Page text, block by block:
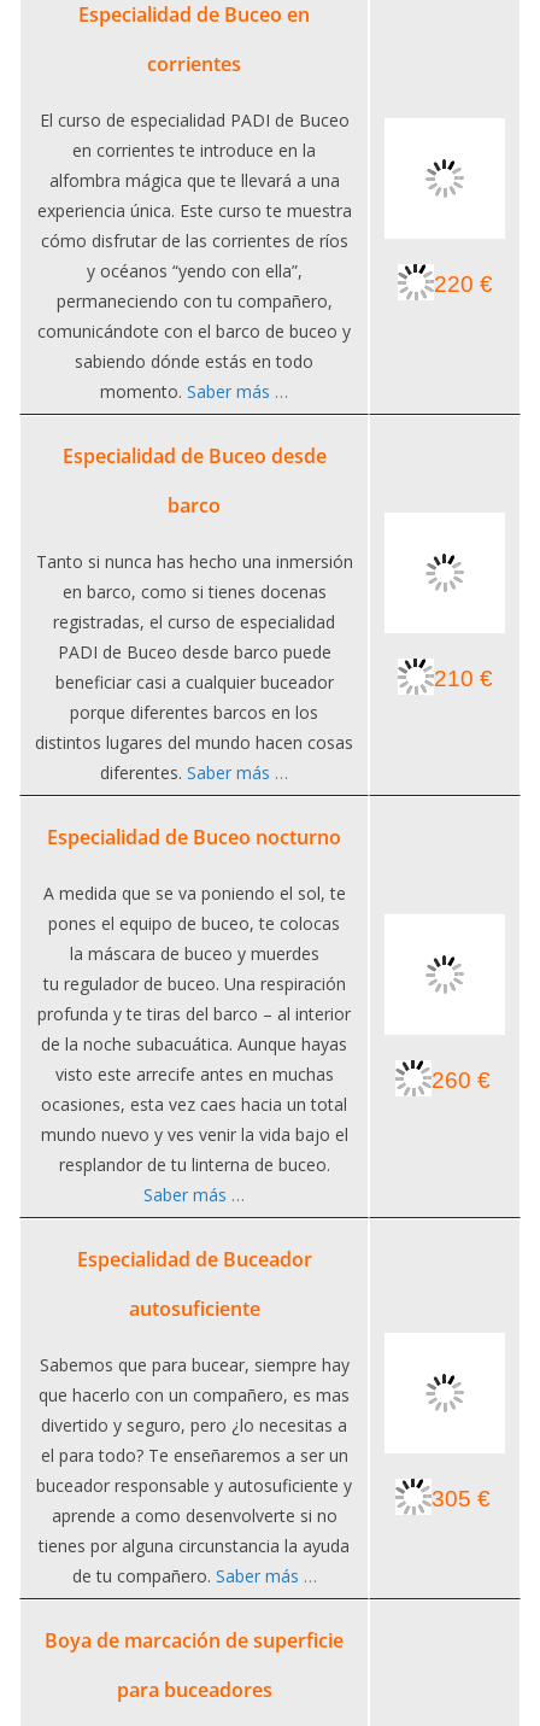
Especialidad de Buceo en
corrientes
El curso de especialidad PADI de Buceo
en corrientes te introduce en la
alfombra mágica que te llevará a una
experiencia única. Este curso te muestra
cómo disfrutar de las corrientes de ríos
y océanos “yendo con ella”,
permaneciendo con tu compañero,
comunicándote con el barco de buceo y
sabiendo dónde estás en todo
momento. Saber más …
220 €
Especialidad de Buceo desde
barco
Tanto si nunca has hecho una inmersión
en barco, como si tienes docenas
registradas, el curso de especialidad
PADI de Buceo desde barco puede
beneficiar casi a cualquier buceador
porque diferentes barcos en los
distintos lugares del mundo hacen cosas
diferentes. Saber más …
210 €
Especialidad de Buceo nocturno
A medida que se va poniendo el sol, te
pones el equipo de buceo, te colocas
la máscara de buceo y muerdes
tu regulador de buceo. Una respiración
profunda y te tiras del barco – al interior
de la noche subacuática. Aunque hayas
visto este arrecife antes en muchas
ocasiones, esta vez caes hacia un total
mundo nuevo y ves venir la vida bajo el
resplandor de tu linterna de buceo.
Saber más …
260 €
Especialidad de Buceador
autosuficiente
Sabemos que para bucear, siempre hay
que hacerlo con un compañero, es mas
divertido y seguro, pero ¿lo necesitas a
el para todo? Te enseñaremos a ser un
buceador responsable y autosuficiente y
aprende a como desenvolverte si no
tienes por alguna circunstancia la ayuda
de tu compañero. Saber más …
305 €
Boya de marcación de superficie
para buceadores